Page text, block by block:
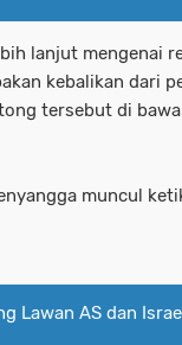
lanjut mengenai
kebalikan dari
tersebut di
muncul
Lawan AS dan